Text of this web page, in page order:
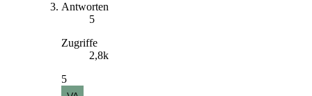
Antworten
5
Zugriffe
2,8k
5